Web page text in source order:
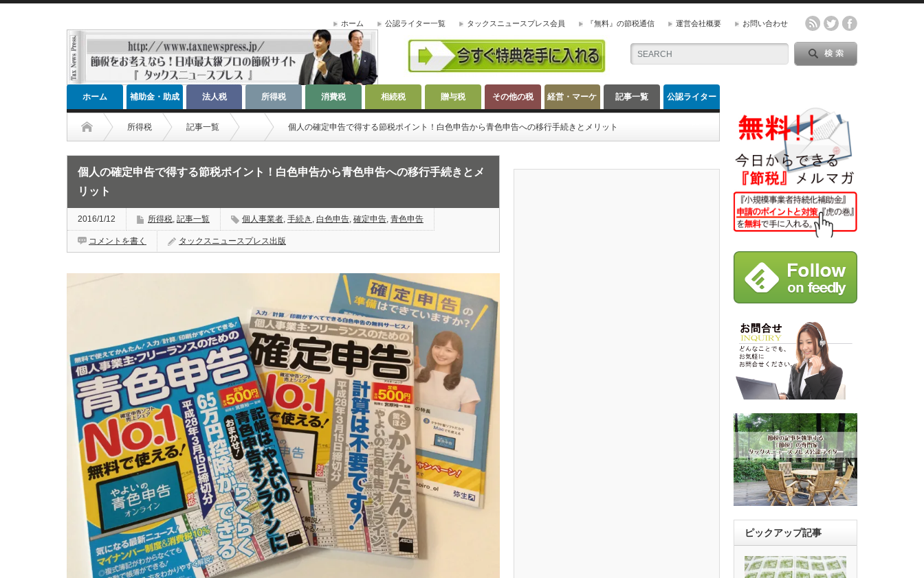
ホーム 公認ライター一覧 タックスニュースプレス会員 『無料』の節税通信 運営会社概要 お問い合わせ
ホーム 補助金・助成
金
法人税 所得税 消費税 相続税 贈与税 その他の税 経営・マーケ
ティング
記事一覧 公認ライター
所得税 記事一覧 個人の確定申告で得する節税ポイント！白色申告から青色申告への移行手続きとメリット
個人の確定申告で得する節税ポイント！白色申告から青色申告への移行手続きとメ
リット
2016/1/12 所得税, 記事一覧 個人事業者, 手続き , 白色申告, 確定申告, 青色申告
コメントを書く タックスニュースプレス出版
ピックアップ記事